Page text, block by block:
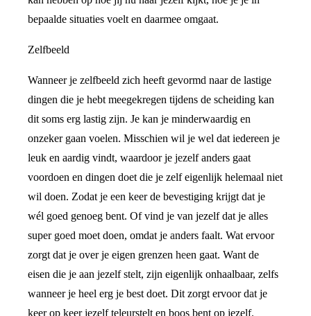
bepaalde situaties voelt en daarmee omgaat.
Zelfbeeld
Wanneer je zelfbeeld zich heeft gevormd naar de lastige
dingen die je hebt meegekregen tijdens de scheiding kan
dit soms erg lastig zijn. Je kan je minderwaardig en
onzeker gaan voelen. Misschien wil je wel dat iedereen je
leuk en aardig vindt, waardoor je jezelf anders gaat
voordoen en dingen doet die je zelf eigenlijk helemaal niet
wil doen. Zodat je een keer de bevestiging krijgt dat je
wél goed genoeg bent. Of vind je van jezelf dat je alles
super goed moet doen, omdat je anders faalt. Wat ervoor
zorgt dat je over je eigen grenzen heen gaat. Want de
eisen die je aan jezelf stelt, zijn eigenlijk onhaalbaar, zelfs
wanneer je heel erg je best doet. Dit zorgt ervoor dat je
keer op keer jezelf teleurstelt en boos bent op jezelf.